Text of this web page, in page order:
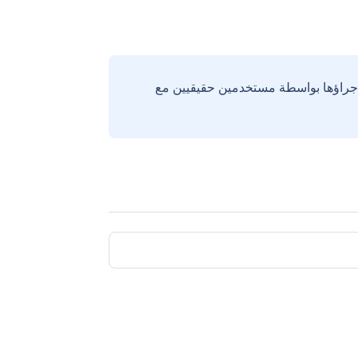
بواسطة مستخدمين حقيقيين مع